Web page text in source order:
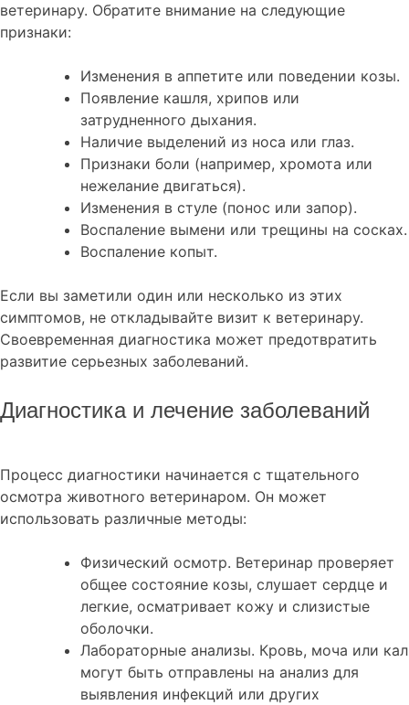
ветеринару. Обратите внимание на следующие
признаки:
Изменения в аппетите или поведении козы.
Появление кашля, хрипов или
затрудненного дыхания.
Наличие выделений из носа или глаз.
Признаки боли (например, хромота или
нежелание двигаться).
Изменения в стуле (понос или запор).
Воспаление вымени или трещины на сосках.
Воспаление копыт.
Если вы заметили один или несколько из этих
симптомов, не откладывайте визит к ветеринару.
Своевременная диагностика может предотвратить
развитие серьезных заболеваний.
Диагностика и лечение заболеваний
Процесс диагностики начинается с тщательного
осмотра животного ветеринаром. Он может
использовать различные методы:
Физический осмотр. Ветеринар проверяет
общее состояние козы, слушает сердце и
легкие, осматривает кожу и слизистые
оболочки.
Лабораторные анализы. Кровь, моча или кал
могут быть отправлены на анализ для
выявления инфекций или других